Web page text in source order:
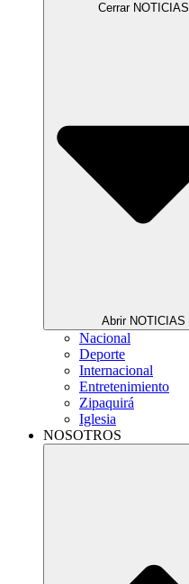
Cerrar NOTICIAS
Abrir NOTICIAS
Nacional
Deporte
Internacional
Entretenimiento
Zipaquirá
Iglesia
NOSOTROS